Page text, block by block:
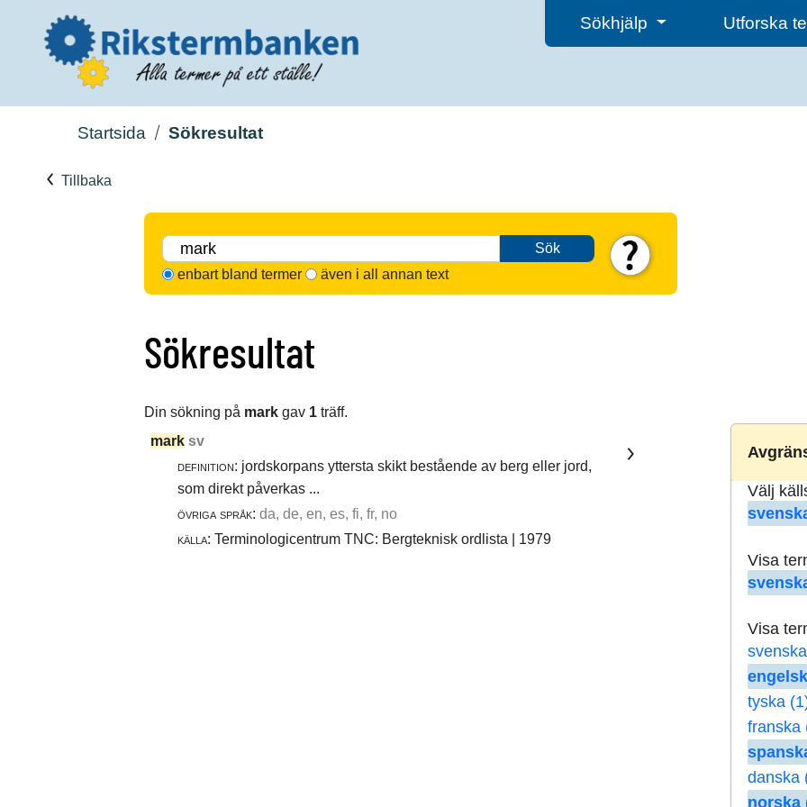
Sökhjälp Utforska
Startsida Sökresultat
Tillbaka
Sök
enbart bland termer
även i all annan text
Sökresultat
Din sökning på mark gav 1 träff.
Välj
Visa
Visa
tyska
franska
danska
norska
mark sv
definition: jordskorpans yttersta skikt bestående av berg eller jord,
som direkt påverkas ...
övriga språk: da, de, en, es, fi, fr, no
källa: Terminologicentrum TNC: Bergteknisk ordlista | 1979